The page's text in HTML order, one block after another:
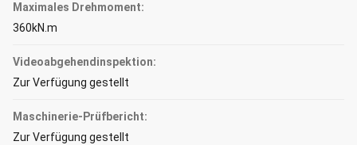
Maximales Drehmoment:
360kN.m
Videoabgehendinspektion:
Zur Verfügung gestellt
Maschinerie-Prüfbericht:
Zur Verfügung gestellt